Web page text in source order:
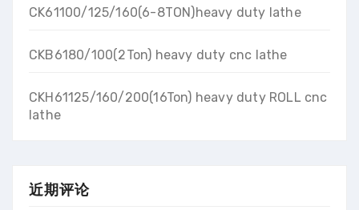
CK61100/125/160(6-8TON)heavy duty lathe
CKB6180/100(2Ton) heavy duty cnc lathe
CKH61125/160/200(16Ton) heavy duty ROLL cnc
lathe
近期评论